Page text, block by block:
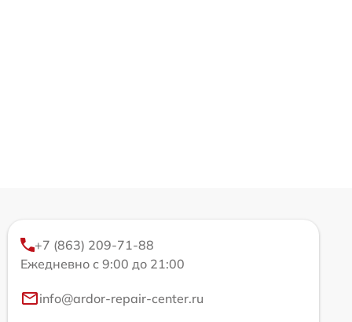
+7 (863) 209-71-88
Ежедневно с 9:00 до 21:00
info@ardor-repair-center.ru